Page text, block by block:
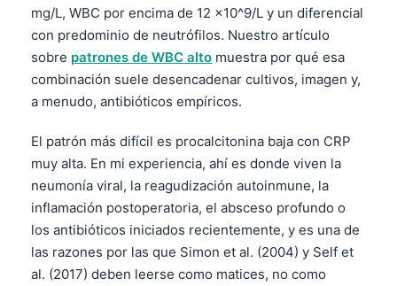
mg/L, WBC por encima de 12 x10^9/L y un diferencial
con predominio de neutrófilos. Nuestro artículo
sobre patrones de WBC alto muestra por qué esa
combinación suele desencadenar cultivos, imagen y,
a menudo, antibióticos empíricos.
El patrón más difícil es procalcitonina baja con CRP
muy alta. En mi experiencia, ahí es donde viven la
neumonía viral, la reagudización autoinmune, la
inflamación postoperatoria, el absceso profundo o
los antibióticos iniciados recientemente, y es una de
las razones por las que Simon et al. (2004) y Self et
al. (2017) deben leerse como matices, no como
తెలుగు
தமிழ்
ગુજરાતી
ಕನ್ನಡ
മലയാളം
Tiếng Việt
Tagalog
ไทย
ဗမာစာ